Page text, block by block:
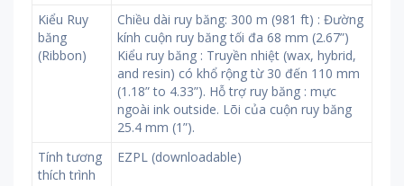
Kiểu Ruy
băng
(Ribbon)
Chiều dài ruy băng: 300 m (981 ft) : Đường
kính cuộn ruy băng tối đa 68 mm (2.67”)
Kiểu ruy băng : Truyền nhiệt (wax, hybrid,
and resin) có khổ rộng từ 30 đến 110 mm
(1.18” to 4.33”). Hỗ trợ ruy băng : mực
ngoài ink outside. Lõi của cuộn ruy băng
25.4 mm (1”).
Tính tương
thích trình
EZPL (downloadable)